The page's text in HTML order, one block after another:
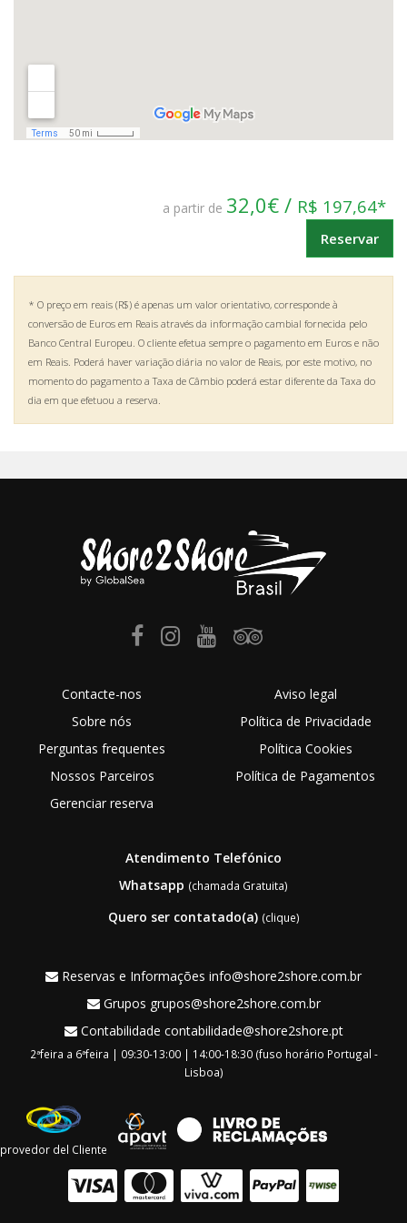
a partir de 32,0€ / R$ 197,64*
Reservar
* O preço em reais (R$) é apenas um valor orientativo, corresponde à
conversão de Euros em Reais através da informação cambial fornecida pelo
Banco Central Europeu. O cliente efetua sempre o pagamento em Euros e não
em Reais. Poderá haver variação diária no valor de Reais, por este motivo, no
momento do pagamento a Taxa de Câmbio poderá estar diferente da Taxa do
dia em que efetuou a reserva.
Contacte-nos
Sobre nós
Perguntas frequentes
Nossos Parceiros
Gerenciar reserva
Aviso legal
Política de Privacidade
Política Cookies
Política de Pagamentos
Atendimento Telefónico
Whatsapp (chamada Gratuita)
Quero ser contatado(a) (clique)
Reservas e Informações info@shore2shore.com.br
Grupos grupos@shore2shore.com.br
Contabilidade contabilidade@shore2shore.pt
2ªfeira a 6ªfeira | 09:30-13:00 | 14:00-18:30 (fuso horário Portugal -
Lisboa)
provedor del Cliente